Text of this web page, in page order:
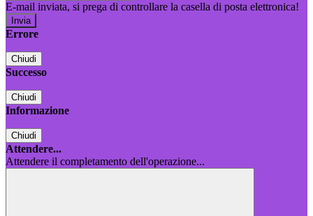
E-mail inviata, si prega di controllare la casella di posta elettronica!
Errore
Chiudi
Successo
Chiudi
Informazione
Chiudi
Attendere...
Attendere il completamento dell'operazione...